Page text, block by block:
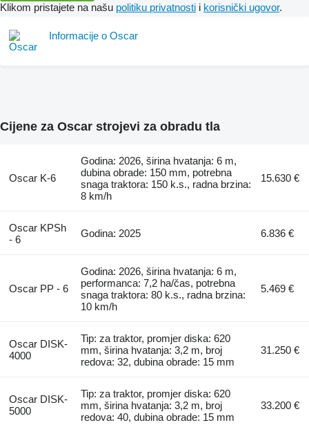
Klikom pristajete na našu politiku privatnosti i korisnički ugovor.
Informacije o Oscar
Cijene za Oscar strojevi za obradu tla
Oscar K-6
Godina: 2026, širina hvatanja: 6 m,
dubina obrade: 150 mm, potrebna
snaga traktora: 150 k.s., radna brzina:
8 km/h
15.630 €
Oscar KPSh
- 6
Godina: 2025 6.836 €
Oscar PP - 6
Godina: 2026, širina hvatanja: 6 m,
performanca: 7,2 ha/čas, potrebna
snaga traktora: 80 k.s., radna brzina:
10 km/h
5.469 €
Oscar DISK-
4000
Tip: za traktor, promjer diska: 620
mm, širina hvatanja: 3,2 m, broj
redova: 32, dubina obrade: 15 mm
31.250 €
Oscar DISK-
5000
Tip: za traktor, promjer diska: 620
mm, širina hvatanja: 3,2 m, broj
redova: 40, dubina obrade: 15 mm
33.200 €